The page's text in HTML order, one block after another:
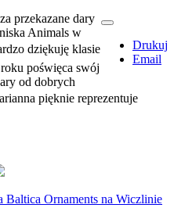
Drukuj
Email
przekazane dary
Animals w
dziękuję klasie
poświęca swój
od dobrych
pięknie reprezentuje
Baltica Ornaments na Wiczlinie